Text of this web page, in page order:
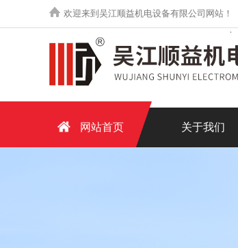
欢迎来到吴江顺益机电设备有限公司网站！
网站首页 关于我们